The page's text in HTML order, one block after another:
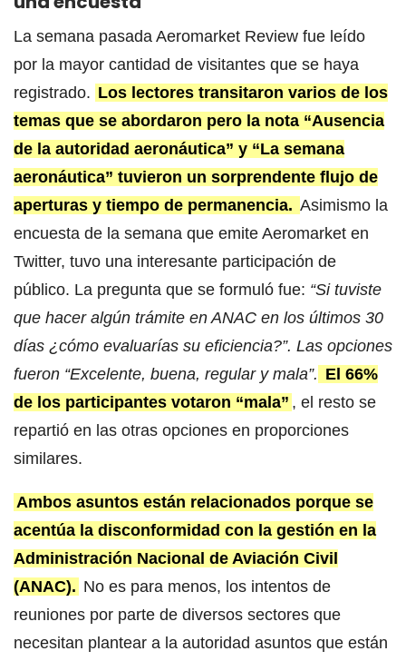
La semana pasada Aeromarket Review fue leído
por la mayor cantidad de visitantes que se haya
registrado. Los lectores transitaron varios de los
temas que se abordaron pero la nota “Ausencia
de la autoridad aeronáutica” y “La semana
aeronáutica” tuvieron un sorprendente flujo de
aperturas y tiempo de permanencia. Asimismo la
encuesta de la semana que emite Aeromarket en
Twitter, tuvo una interesante participación de
público. La pregunta que se formuló fue: “Si tuviste
que hacer algún trámite en ANAC en los últimos 30
días ¿cómo evaluarías su eficiencia?”. Las opciones
fueron “Excelente, buena, regular y mala”. El 66%
de los participantes votaron “mala” , el resto se
repartió en las otras opciones en proporciones
similares.
Ambos asuntos están relacionados porque se
acentúa la disconformidad con la gestión en la
Administración Nacional de Aviación Civil
(ANAC). No es para menos, los intentos de
reuniones por parte de diversos sectores que
necesitan plantear a la autoridad asuntos que están